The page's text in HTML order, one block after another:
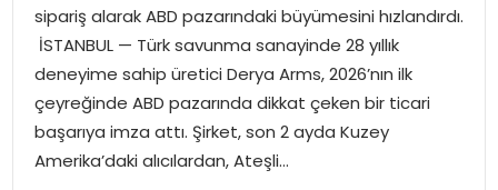
EKONOMI
MAGAZIN
DÜNYA
sipariş alarak ABD pazarındaki büyümesini hızlandırdı.
İSTANBUL — Türk savunma sanayinde 28 yıllık
deneyime sahip üretici Derya Arms, 2026’nın ilk
çeyreğinde ABD pazarında dikkat çeken bir ticari
başarıya imza attı. Şirket, son 2 ayda Kuzey
Amerika’daki alıcılardan, Ateşli…